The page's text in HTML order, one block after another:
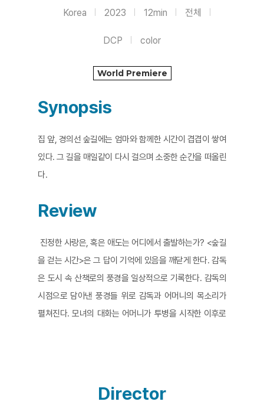
Korea 2023 12min 전체
DCP color
World Premiere
Synopsis
집 앞, 경의선 숲길에는 엄마와 함께한 시간이 겹겹이 쌓여
있다. 그 길을 매일같이 다시 걸으며 소중한 순간을 떠올린
다.
Review
진정한 사랑은, 혹은 애도는 어디에서 출발하는가? <숲길
을 걷는 시간>은 그 답이 기억에 있음을 깨닫게 한다. 감독
은 도시 속 산책로의 풍경을 일상적으로 기록한다. 감독의
시점으로 담아낸 풍경들 위로 감독과 어머니의 목소리가
펼쳐진다. 모녀의 대화는 어머니가 투병을 시작한 이후로
시의 숲길을 오롯하게 자신과 어머니만의 것으로 만들었
음을 느끼게 한다. 실로 절절하고 아름다운 애도의 방식이
Director